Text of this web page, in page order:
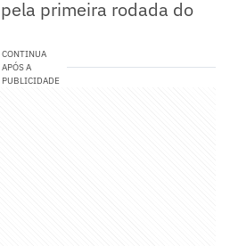
primeira rodada do
CONTINUA
APÓS A
PUBLICIDADE